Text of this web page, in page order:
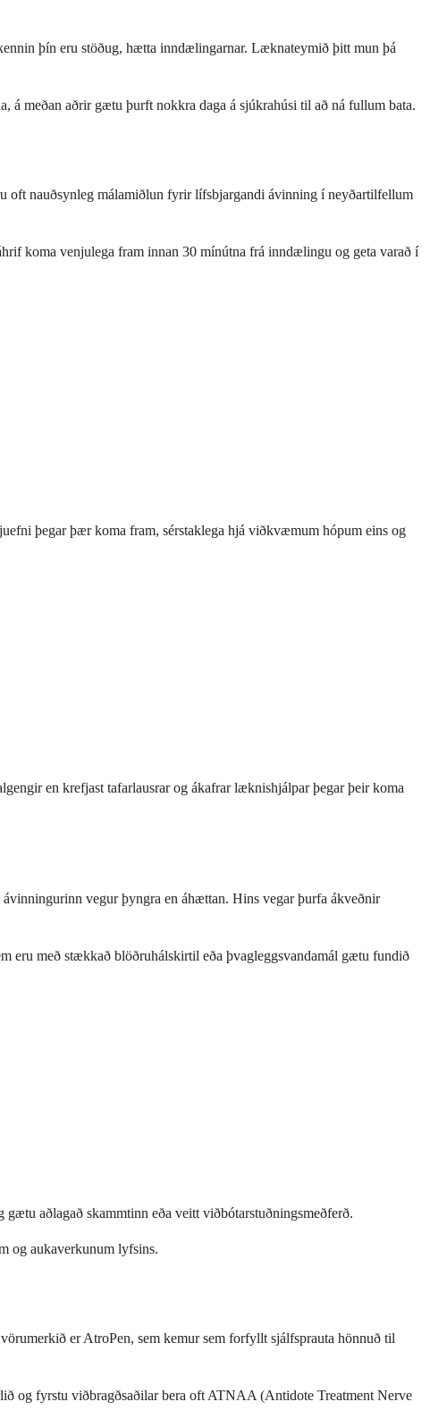
þín eru stöðug, hætta inndælingarnar. Læknateymið þitt mun þá
meðan aðrir gætu þurft nokkra daga á sjúkrahúsi til að ná fullum bata.
oft nauðsynleg málamiðlun fyrir lífsbjargandi ávinning í neyðartilfellum
koma venjulega fram innan 30 mínútna frá inndælingu og geta varað í
þegar þær koma fram, sérstaklega hjá viðkvæmum hópum eins og
en krefjast tafarlausrar og ákafrar læknishjálpar þegar þeir koma
vegur þyngra en áhættan. Hins vegar þurfa ákveðnir
eru með stækkað blöðruhálskirtil eða þvagleggsvandamál gætu fundið
aðlagað skammtinn eða veitt viðbótarstuðningsmeðferð.
og aukaverkunum lyfsins.
er AtroPen, sem kemur sem forfyllt sjálfsprauta hönnuð til
og fyrstu viðbragðsaðilar bera oft ATNAA (Antidote Treatment Nerve